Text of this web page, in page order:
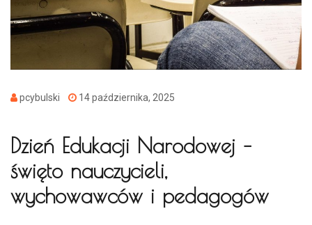
pcybulski 14 października, 2025
Dzień Edukacji Narodowej –
święto nauczycieli,
wychowawców i pedagogów